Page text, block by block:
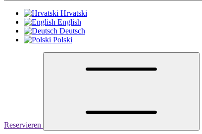
Hrvatski
English
Deutsch
Polski
Reservieren